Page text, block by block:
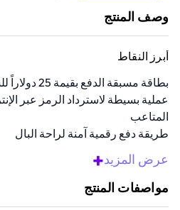
وصف المنتج
أبرز النقاط
بطاقة مسبقة الدفع بقيمة 25 دولاراً للشراء السهل للروبوكس
عملية بسيطة لاسترداد الرمز عبر
المتاعب
طريقة دفع رقمية آمنة لراحة البال
يسمح بالتخصيص الفوري للأفاتار مع
تمكن الانضمام إلى المجموعات
نظرة عامة
عرض المزيد+
مواصفات المنتج